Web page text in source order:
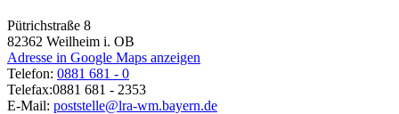
Pütrichstraße 8
82362 Weilheim i. OB
Adresse in Google Maps anzeigen
Telefon: 0881 681 - 0
Telefax:0881 681 - 2353
E-Mail: poststelle@lra-wm.bayern.de